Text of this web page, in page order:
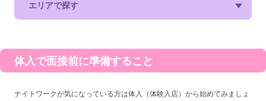
エリアで探す
体入で面接前に準備すること
ナイトワークが気になっている方は体入（体験入店）から始めてみましょ